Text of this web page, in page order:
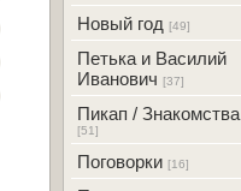
Новый год [49]
Петька и Василий
Иванович [37]
Пикап / Знакомства
[51]
Поговорки [16]